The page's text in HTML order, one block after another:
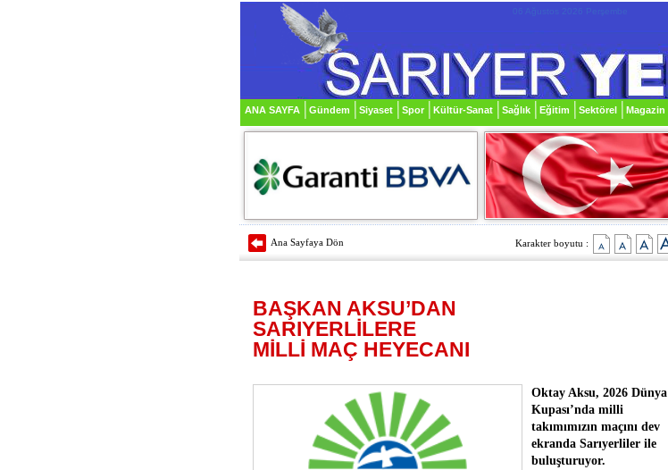
06 Ağustos 2026 Perşembe
ANA SAYFA Gündem Siyaset Spor Kültür-Sanat Sağlık Eğitim Sektörel Magazin
Ana Sayfaya Dön Karakter boyutu :
BAŞKAN AKSU’DAN
SARIYERLİLERE
MİLLİ MAÇ HEYECANI
Oktay Aksu, 2026 Dünya
Kupası’nda milli
takımımızın maçını dev
ekranda Sarıyerliler ile
buluşturuyor.